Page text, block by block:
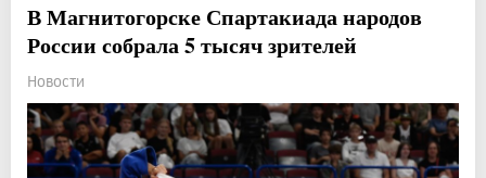
В Магнитогорске Спартакиада народов
России собрала 5 тысяч зрителей
Новости